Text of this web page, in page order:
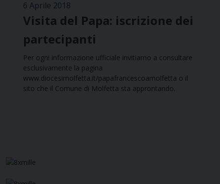
6 Aprile 2018
Visita del Papa: iscrizione dei
partecipanti
Per ogni informazione ufficiale invitiamo a consultare
esclusivamente la pagina
www.diocesimolfetta.it/papafrancescoamolfetta o il
sito che il Comune di Molfetta sta approntando.